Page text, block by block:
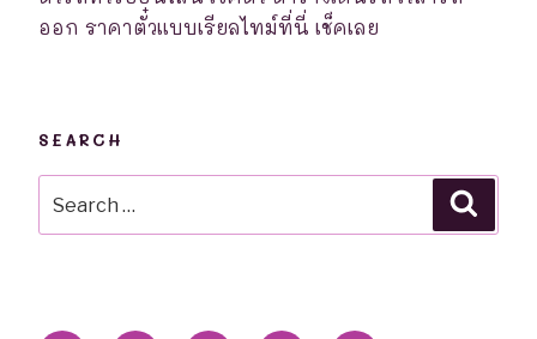
ออก ราคาตั๋วแบบเรียลไทม์ที่นี่ เช็คเลย
SEARCH
for: